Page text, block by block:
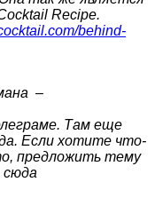
Recipe.
behind-
–
Там еще
Если хотите что-
предложить тему
сюда